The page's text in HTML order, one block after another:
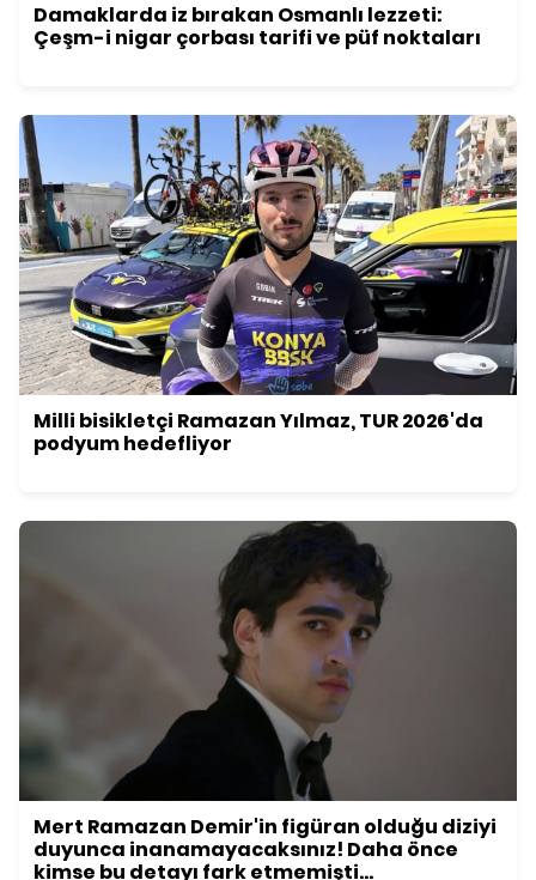
Damaklarda iz bırakan Osmanlı lezzeti:
Çeşm-i nigar çorbası tarifi ve püf noktaları
Milli bisikletçi Ramazan Yılmaz, TUR 2026'da
podyum hedefliyor
Mert Ramazan Demir'in figüran olduğu diziyi
duyunca inanamayacaksınız! Daha önce
kimse bu detayı fark etmemişti...